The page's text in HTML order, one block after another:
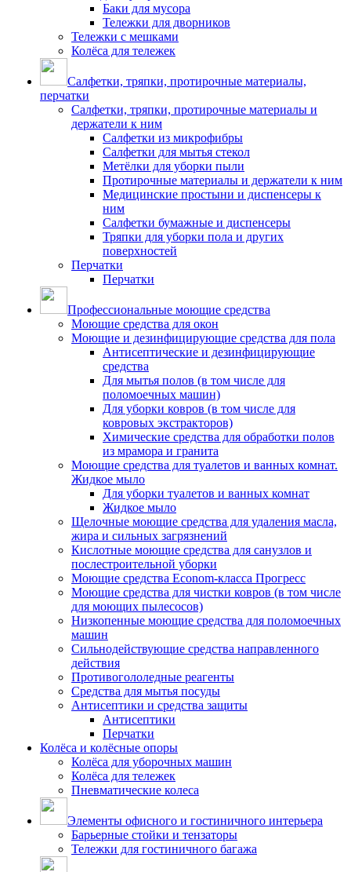
Баки для мусора
Тележки для дворников
Тележки с мешками
Колёса для тележек
Салфетки, тряпки, протирочные материалы,
перчатки
Салфетки, тряпки, протирочные материалы и
держатели к ним
Салфетки из микрофибры
Салфетки для мытья стекол
Метёлки для уборки пыли
Протирочные материалы и держатели к ним
Медицинские простыни и диспенсеры к
ним
Салфетки бумажные и диспенсеры
Тряпки для уборки пола и других
поверхностей
Перчатки
Перчатки
Профессиональные моющие средства
Моющие средства для окон
Моющие и дезинфицирующие средства для пола
Антисептические и дезинфицирующие
средства
Для мытья полов (в том числе для
поломоечных машин)
Для уборки ковров (в том числе для
ковровых экстракторов)
Химические средства для обработки полов
из мрамора и гранита
Моющие средства для туалетов и ванных комнат.
Жидкое мыло
Для уборки туалетов и ванных комнат
Жидкое мыло
Щелочные моющие средства для удаления масла,
жира и сильных загрязнений
Кислотные моющие средства для санузлов и
послестроительной уборки
Моющие средства Econom-класса Прогресс
Моющие средства для чистки ковров (в том числе
для моющих пылесосов)
Низкопенные моющие средства для поломоечных
машин
Сильнодействующие средства направленного
действия
Противогололедные реагенты
Средства для мытья посуды
Антисептики и средства защиты
Антисептики
Перчатки
Колёса и колёсные опоры
Колёса для уборочных машин
Колёса для тележек
Пневматические колеса
Элементы офисного и гостиничного интерьера
Барьерные стойки и тензаторы
Тележки для гостиничного багажа